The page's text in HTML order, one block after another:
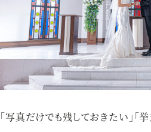
アクセス
ご参列の皆さまへ
「写真だけでも残しておきたい」「